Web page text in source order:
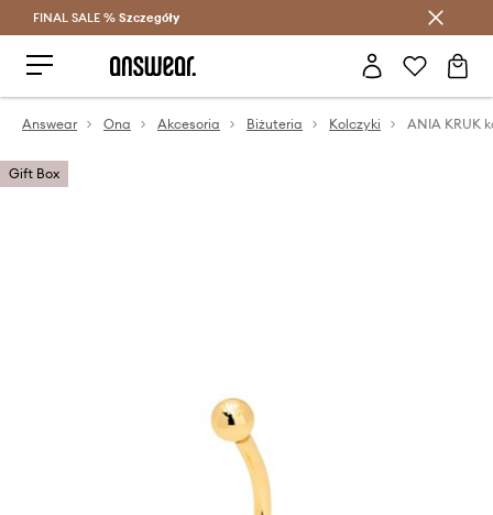
Oszczędzaj z Answear Club >
FINAL SALE % Szczegóły
Answear Ona Akcesoria Biżuteria Kolczyki
Gift Box